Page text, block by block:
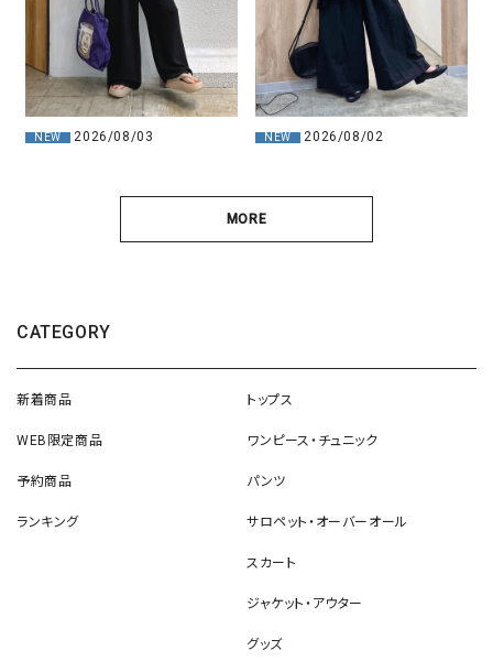
NEW 2026/08/03 NEW 2026/08/02
MORE
CATEGORY
新着商品
WEB限定商品
予約商品
ランキング
トップス
ワンピース・チュニック
パンツ
サロペット・オーバーオール
スカート
ジャケット・アウター
グッズ